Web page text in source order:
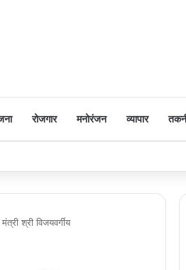
रोजगार मनोरंजन व्यापार
श्री विजयवर्गीय